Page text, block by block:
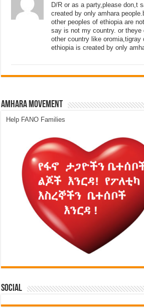
D/R or as a party,please don,t
created by only amhara
other peoples of ethiopia are
say is not my country. or theye
other country like
ethiopia is created by only
Amhara Movement
Help FANO Families
Social